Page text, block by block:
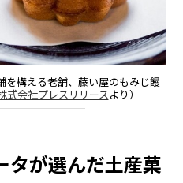
を構える老舗、藤い屋のもみじ饅
式会社プレスリリース より）
タが選んだ土産菓